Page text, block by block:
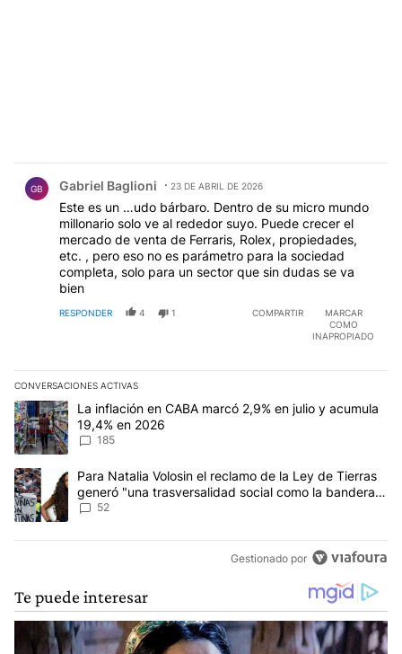
GB Gabriel Baglioni 23 DE ABRIL DE 2026
Este es un …udo bárbaro. Dentro de su micro mundo
millonario solo ve al rededor suyo. Puede crecer el
mercado de venta de Ferraris, Rolex, propiedades,
etc. , pero eso no es parámetro para la sociedad
completa, solo para un sector que sin dudas se va
bien
RESPONDER 4 1 COMPARTIR
MARCAR
COMO
INAPROPIADO
CONVERSACIONES ACTIVAS
Este listado muestra los artículos con más comentarios en los
Un artículo de tendencia con el título "La inflación en CABA
La inflación en CABA marcó 2,9% en julio y acumula
19,4% en 2026
185
Un artículo de tendencia con el título "Para Natalia Volosin el
Para Natalia Volosin el reclamo de la Ley de Tierras
generó "una trasversalidad social como la bandera
de Malvinas"
52
Gestionado por